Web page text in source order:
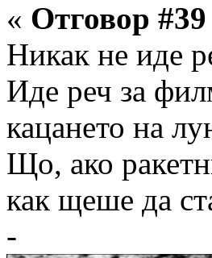
« Отговор
Никак не иде
Иде реч за
кацането на
Що, ако
как щеше да
-